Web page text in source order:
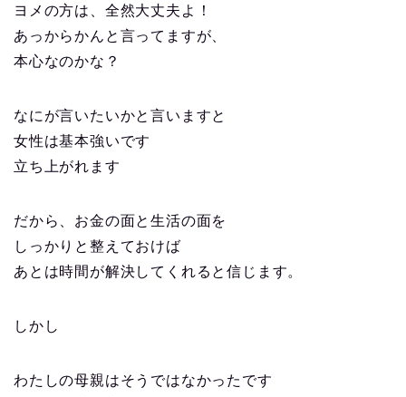
ヨメの方は、全然大丈夫よ！
あっからかんと言ってますが、
本心なのかな？
なにが言いたいかと言いますと
女性は基本強いです
立ち上がれます
だから、お金の面と生活の面を
しっかりと整えておけば
あとは時間が解決してくれると信じます。
しかし
わたしの母親はそうではなかったです